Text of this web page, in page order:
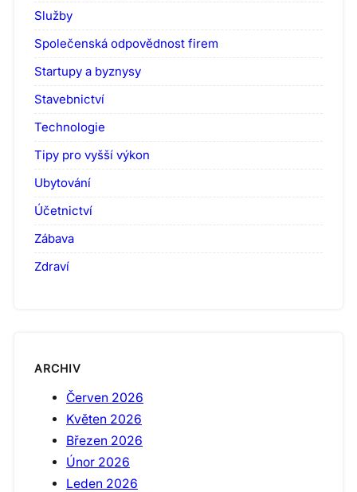
Služby
Společenská odpovědnost firem
Startupy a byznysy
Stavebnictví
Technologie
Tipy pro vyšší výkon
Ubytování
Účetnictví
Zábava
Zdraví
ARCHIV
Červen 2026
Květen 2026
Březen 2026
Únor 2026
Leden 2026